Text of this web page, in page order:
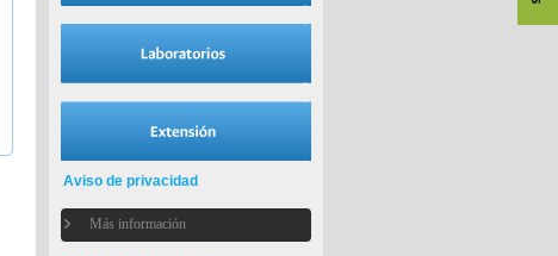
Aviso de privacidad
Más información